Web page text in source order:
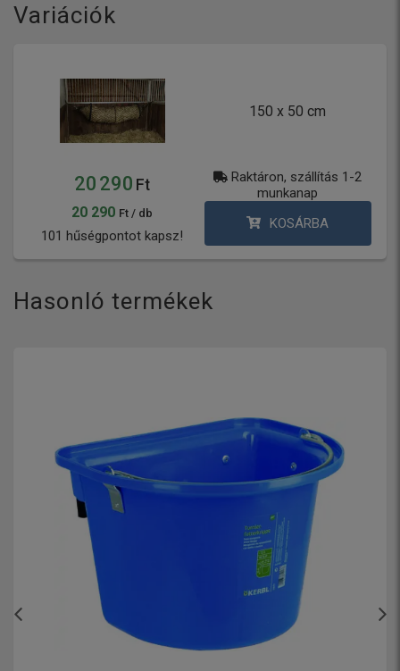
Variációk
150 x 50 cm
20 290 Ft
20 290 Ft / db
101 hűségpontot kapsz!
Raktáron, szállítás 1-2
munkanap
KOSÁRBA
Hasonló termékek